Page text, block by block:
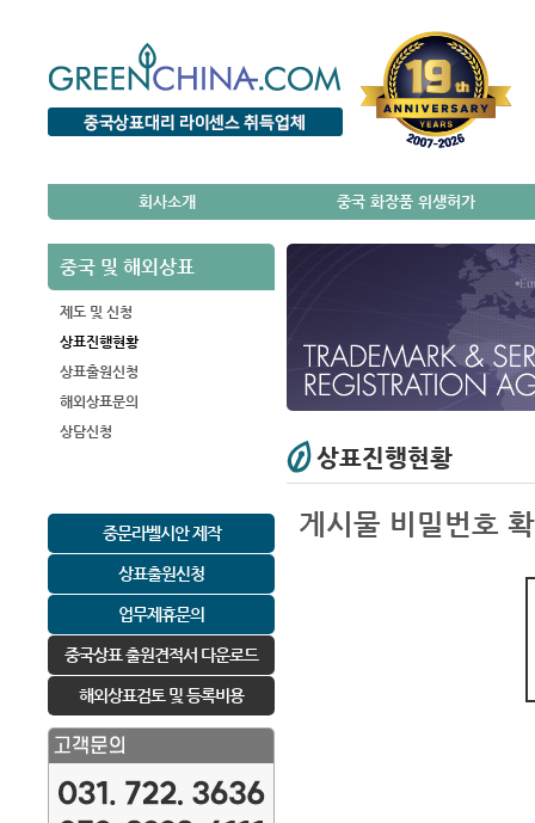
회사소개 중국 화장품 위생허가
중국 및 해외상표
제도 및 신청
상표진행현황
상표출원신청
해외상표문의
상담신청
중문라벨시안 제작
상표출원신청
업무제휴문의
중국상표 출원견적서 다운로드
해외상표검토 및 등록비용
상표진행현황
게시물 비밀번호